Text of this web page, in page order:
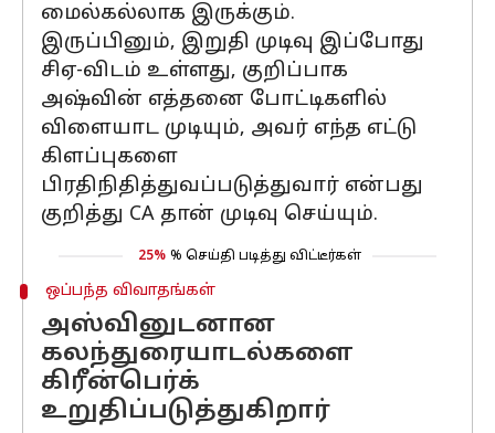
மைல்கல்லாக இருக்கும்.
இருப்பினும், இறுதி முடிவு இப்போது
சிஏ-விடம் உள்ளது, குறிப்பாக
அஷ்வின் எத்தனை போட்டிகளில்
விளையாட முடியும், அவர் எந்த எட்டு
கிளப்புகளை
பிரதிநிதித்துவப்படுத்துவார் என்பது
குறித்து CA தான் முடிவு செய்யும்.
25% % செய்தி படித்து விட்டீர்கள்
ஒப்பந்த விவாதங்கள்
அஸ்வினுடனான
கலந்துரையாடல்களை
கிரீன்பெர்க்
உறுதிப்படுத்துகிறார்